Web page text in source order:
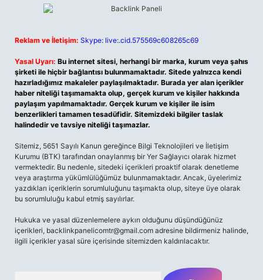
Reklam ve İletişim: Skype: live:.cid.575569c608265c69
Yasal Uyarı: Bu internet sitesi, herhangi bir marka, kurum veya şahıs
şirketi ile hiçbir bağlantısı bulunmamaktadır. Sitede yalnızca kendi
hazırladığımız makaleler paylaşılmaktadır. Burada yer alan içerikler
haber niteliği taşımamakta olup, gerçek kurum ve kişiler hakkında
paylaşım yapılmamaktadır. Gerçek kurum ve kişiler ile isim
benzerlikleri tamamen tesadüfidir. Sitemizdeki bilgiler taslak
halindedir ve tavsiye niteliği taşımazlar.
Sitemiz, 5651 Sayılı Kanun gereğince Bilgi Teknolojileri ve İletişim
Kurumu (BTK) tarafından onaylanmış bir Yer Sağlayıcı olarak hizmet
vermektedir. Bu nedenle, sitedeki içerikleri proaktif olarak denetleme
veya araştırma yükümlülüğümüz bulunmamaktadır. Ancak, üyelerimiz
yazdıkları içeriklerin sorumluluğunu taşımakta olup, siteye üye olarak
bu sorumluluğu kabul etmiş sayılırlar.
Hukuka ve yasal düzenlemelere aykırı olduğunu düşündüğünüz
içerikleri, backlinkpanelicomtr@gmail.com adresine bildirmeniz halinde,
ilgili içerikler yasal süre içerisinde sitemizden kaldırılacaktır.